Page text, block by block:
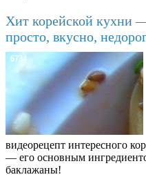
Хит корейской кухни
просто, вкусно,
6734
видеорецепт интересного
— его основным
баклажаны!